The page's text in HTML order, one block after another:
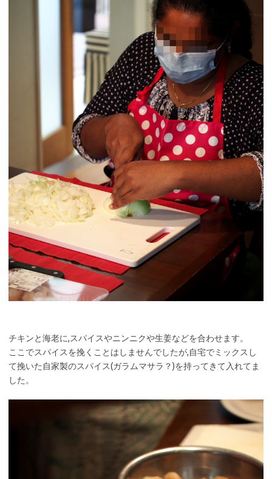
チキンと海老に,スパイスやニンニクや生姜などを合わせます。
ここでスパイスを挽くことはしませんでしたが,自宅でミックスし
て挽いた自家製のスパイス(ガラムマサラ？)を持ってきて入れてま
した。